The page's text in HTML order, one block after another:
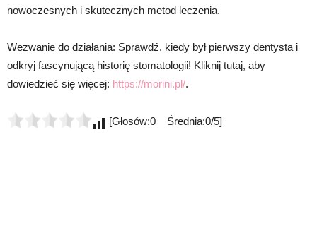
nowoczesnych i skutecznych metod leczenia.
Wezwanie do działania: Sprawdź, kiedy był pierwszy dentysta i
odkryj fascynującą historię stomatologii! Kliknij tutaj, aby
dowiedzieć się więcej: https://morini.pl/.
[Głosów:0 Średnia:0/5]